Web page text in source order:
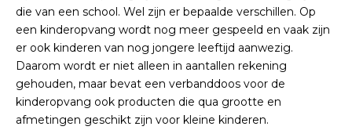
die van een school. Wel zijn er bepaalde verschillen. Op
een kinderopvang wordt nog meer gespeeld en vaak zijn
er ook kinderen van nog jongere leeftijd aanwezig.
Daarom wordt er niet alleen in aantallen rekening
gehouden, maar bevat een verbanddoos voor de
kinderopvang ook producten die qua grootte en
afmetingen geschikt zijn voor kleine kinderen.